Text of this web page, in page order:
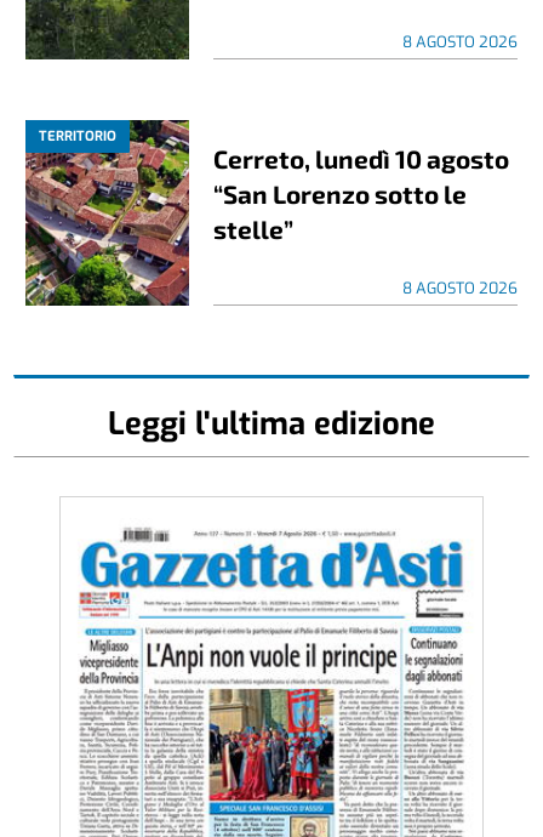
8 AGOSTO 2026
TERRITORIO
Cerreto, lunedì 10 agosto
“San Lorenzo sotto le
stelle”
8 AGOSTO 2026
Leggi l'ultima edizione